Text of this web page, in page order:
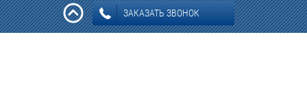
ЗАКАЗАТЬ ЗВОНОК